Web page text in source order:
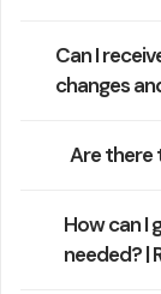
Can I
changes
Are there
How can I
needed? |